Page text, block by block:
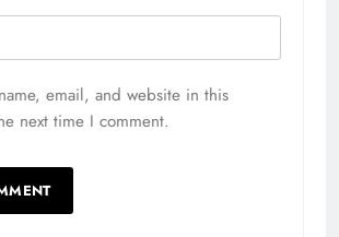
email, and website in this
next time I comment.